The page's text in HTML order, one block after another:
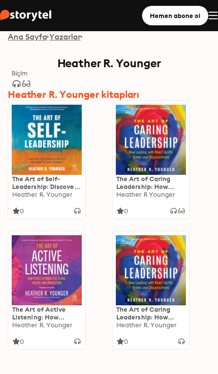
Hemen abone ol
Ana Sayfa Yazarlar
Heather R. Younger
Biçim
Heather R. Younger kitapları
The Art of Self-
Leadership: Discover
the Power Within You
Yourself
Heather R. Younger
0
The Art of Caring
Leadership: How
Leading with Heart
Organizations
Heather R Younger
0
The Art of Active
Listening: How
People at Work Feel
Understood
Heather R. Younger
0
The Art of Caring
Leadership: How
Leading with Heart
Organizations
Heather R. Younger
0